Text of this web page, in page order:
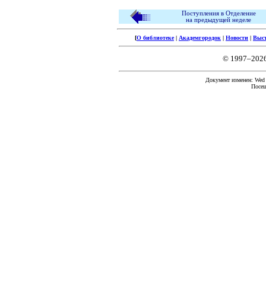
Поступления в Отделение
на предыдущей неделе
[О библиотеке| Академгородок | Новости |
©
Документ изменен: